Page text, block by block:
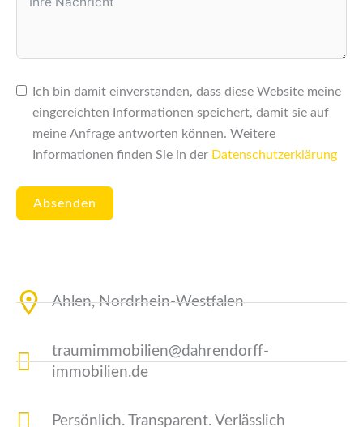
Ich bin damit einverstanden, dass diese Website meine
eingereichten Informationen speichert, damit sie auf
meine Anfrage antworten können. Weitere
Informationen finden Sie in der Datenschutzerklärung
Absenden
Ahlen, Nordrhein-Westfalen
traumimmobilien@dahrendorff-
immobilien.de
Persönlich. Transparent. Verlässlich